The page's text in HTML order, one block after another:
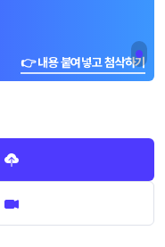
👉 내용 붙여넣고 첨삭하기